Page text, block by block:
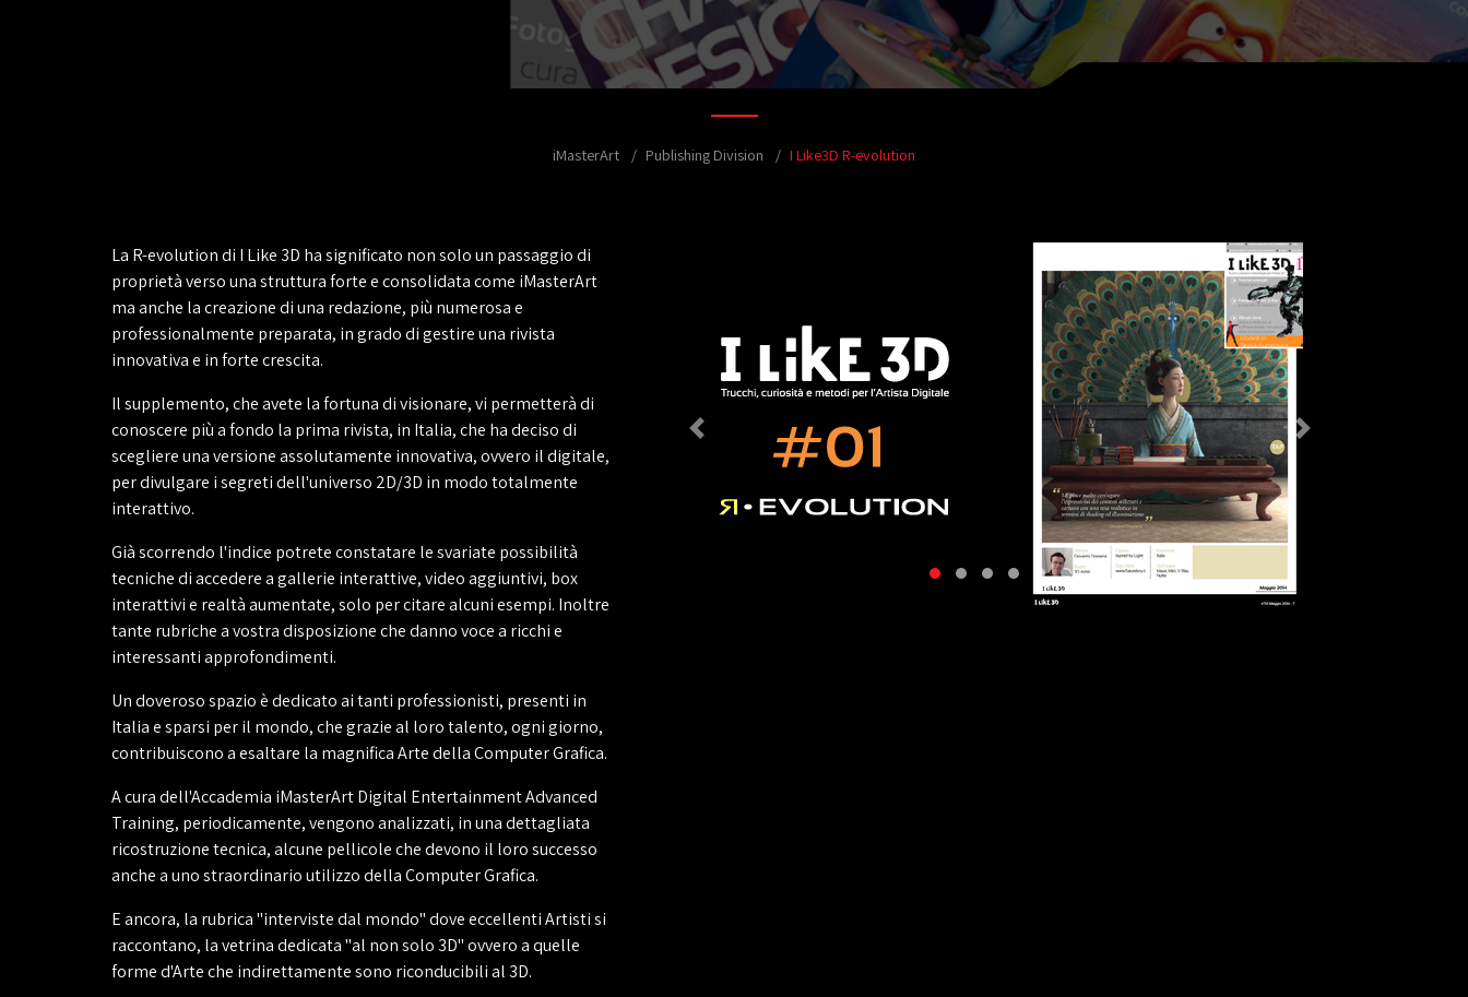
iMasterArt Publishing Division I Like3D R-evolution
La R-evolution di I Like 3D ha significato non solo un passaggio di
proprietà verso una struttura forte e consolidata come iMasterArt
ma anche la creazione di una redazione, più numerosa e
professionalmente preparata, in grado di gestire una rivista
innovativa e in forte crescita.
Il supplemento, che avete la fortuna di visionare, vi permetterà di
conoscere più a fondo la prima rivista, in Italia, che ha deciso di
scegliere una versione assolutamente innovativa, ovvero il digitale,
per divulgare i segreti dell'universo 2D/3D in modo totalmente
interattivo.
Già scorrendo l'indice potrete constatare le svariate possibilità
tecniche di accedere a gallerie interattive, video aggiuntivi, box
interattivi e realtà aumentate, solo per citare alcuni esempi. Inoltre
tante rubriche a vostra disposizione che danno voce a ricchi e
interessanti approfondimenti.
Un doveroso spazio è dedicato ai tanti professionisti, presenti in
Italia e sparsi per il mondo, che grazie al loro talento, ogni giorno,
contribuiscono a esaltare la magnifica Arte della Computer Grafica.
A cura dell'Accademia iMasterArt Digital Entertainment Advanced
Training, periodicamente, vengono analizzati, in una dettagliata
ricostruzione tecnica, alcune pellicole che devono il loro successo
anche a uno straordinario utilizzo della Computer Grafica.
E ancora, la rubrica "interviste dal mondo" dove eccellenti Artisti si
raccontano, la vetrina dedicata "al non solo 3D" ovvero a quelle
forme d'Arte che indirettamente sono riconducibili al 3D.